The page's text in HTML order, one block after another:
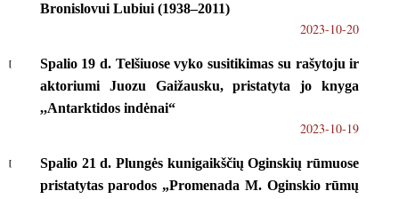
Bronislovui Lubiui (1938–2011)
2023-10-20
Spalio 19 d. Telšiuose vyko susitikimas su rašytoju ir
aktoriumi Juozu Gaižausku, pristatyta jo knyga
,,Antarktidos indėnai“
2023-10-19
Spalio 21 d. Plungės kunigaikščių Oginskių rūmuose
pristatytas parodos „Promenada M. Oginskio rūmų